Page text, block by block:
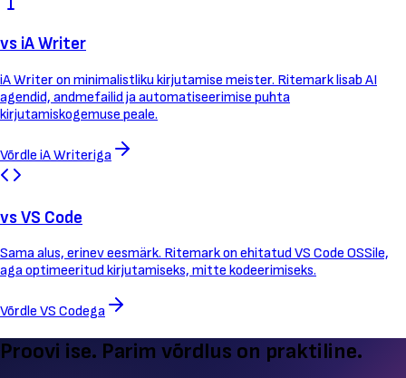
vs iA Writer
iA Writer on minimalistliku kirjutamise meister. Ritemark lisab AI
agendid, andmefailid ja automatiseerimise puhta
kirjutamiskogemuse peale.
Võrdle iA Writeriga
vs VS Code
Sama alus, erinev eesmärk. Ritemark on ehitatud VS Code OSSile,
aga optimeeritud kirjutamiseks, mitte kodeerimiseks.
Võrdle VS Codega
Proovi ise. Parim võrdlus on praktiline.